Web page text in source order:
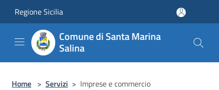
Regione Sicilia
Comune di Santa Marina
Salina
Home > Servizi > Imprese e commercio